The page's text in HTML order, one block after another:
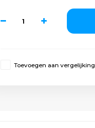
Toevoegen aan vergelijking